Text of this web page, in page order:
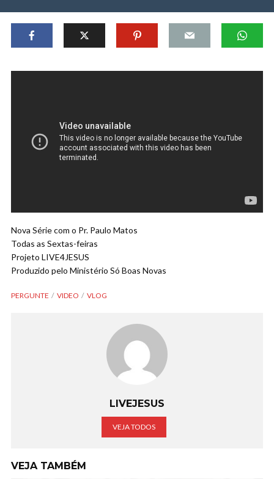
Nova Série com o Pr. Paulo Matos
Todas as Sextas-feiras
Projeto LIVE4JESUS
Produzido pelo Ministério Só Boas Novas
PERGUNTE VIDEO VLOG
LIVEJESUS
VEJA TODOS
VEJA TAMBÉM